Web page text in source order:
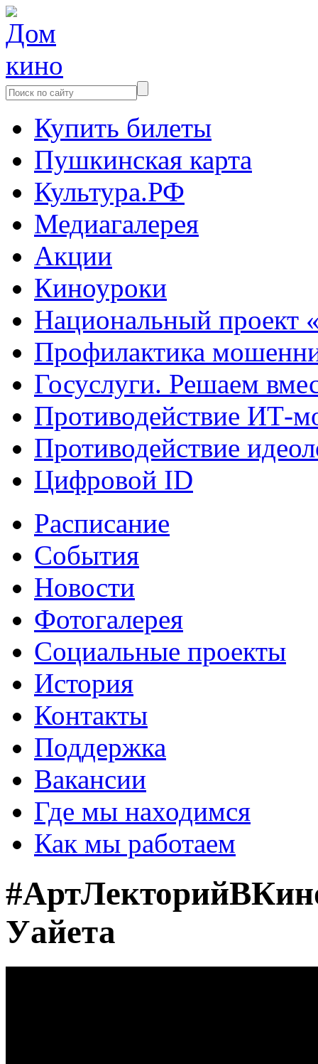
Купить билеты
Пушкинская карта
Культура.РФ
Медиагалерея
Акции
Киноуроки
Национальный проект
Профилактика
Госуслуги. Решаем
Противодействие ИТ-
Противодействие
Цифровой ID
Расписание
События
Новости
Фотогалерея
Социальные проекты
История
Контакты
Поддержка
Вакансии
Где мы находимся
Как мы работаем
Уайета